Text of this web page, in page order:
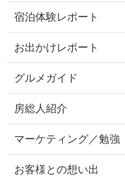
宿泊体験レポート
お出かけレポート
グルメガイド
房総人紹介
マーケティング／勉強
お客様との想い出